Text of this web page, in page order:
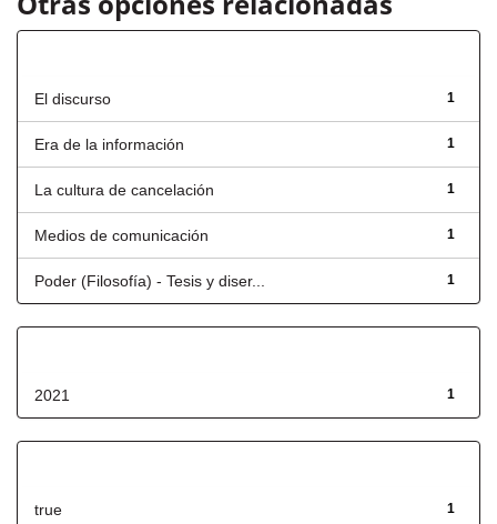
1
El discurso
1
Era de la información
1
La cultura de cancelación
1
Medios de comunicación
1
Poder (Filosofía) - Tesis y diser...
1
2021
1
true